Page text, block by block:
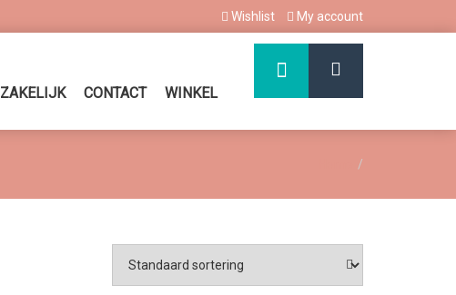
Wishlist My account
ZAKELIJK CONTACT WINKEL